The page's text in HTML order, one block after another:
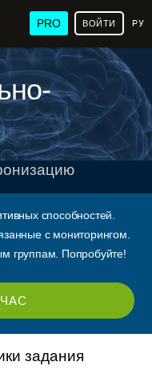
PRO ВОЙТИ
способностей.
с мониторингом.
группам. Попробуйте!
задания